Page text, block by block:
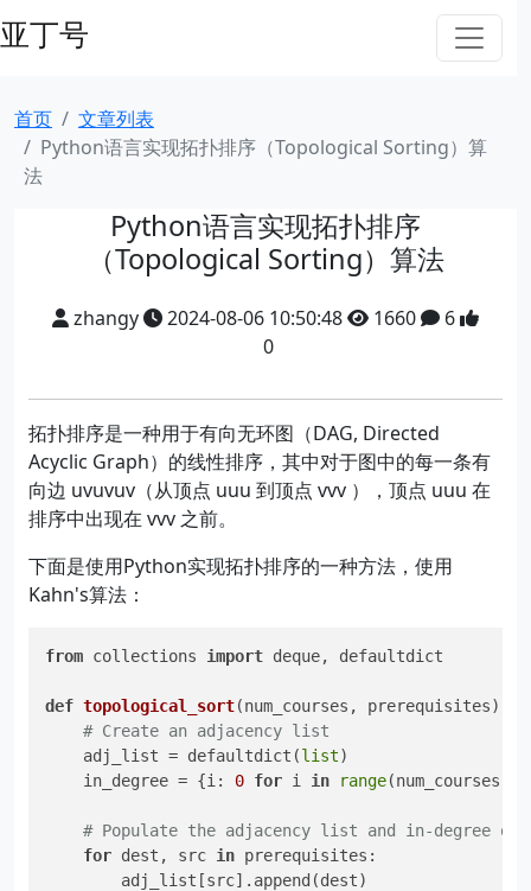
亚丁号
首页
文章列表
Python语言实现拓扑排序（Topological Sorting）算
法
Python语言实现拓扑排序
（Topological Sorting）算法
zhangy 2024-08-06 10:50:48 1660
6
0
拓扑排序是一种用于有向无环图（DAG, Directed
Acyclic Graph）的线性排序，其中对于图中的每一条有
向边 uvuvuv（从顶点 uuu 到顶点 vvv ），顶点 uuu 在
排序中出现在 vvv 之前。
下面是使用Python实现拓扑排序的一种方法，使用
Kahn's算法：
from collections import deque, defaultdict
def topological_sort(num_courses, prerequisites):
# Create an adjacency list
adj_list = defaultdict(list)
in_degree = {i: 0 for i in range(num_courses)}
# Populate the adjacency list and in-degree of
for dest, src in prerequisites:
adj_list[src].append(dest)